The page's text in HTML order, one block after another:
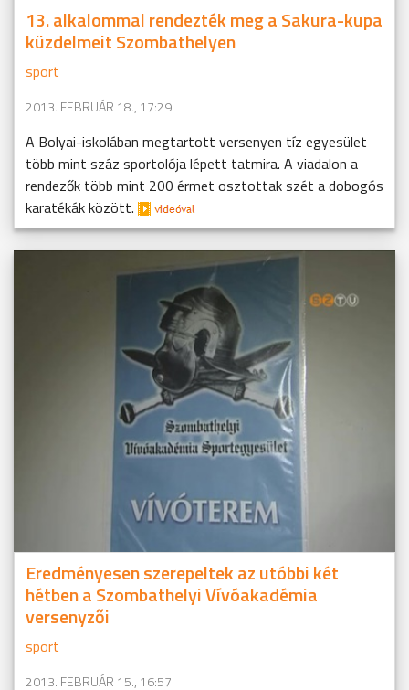
13. alkalommal rendezték meg a Sakura-kupa
küzdelmeit Szombathelyen
sport
2013. FEBRUÁR 18., 17:29
A Bolyai-iskolában megtartott versenyen tíz egyesület
több mint száz sportolója lépett tatmira. A viadalon a
rendezők több mint 200 érmet osztottak szét a dobogós
karatékák között.
Eredményesen szerepeltek az utóbbi két
hétben a Szombathelyi Vívóakadémia
versenyzői
sport
2013. FEBRUÁR 15., 16:57